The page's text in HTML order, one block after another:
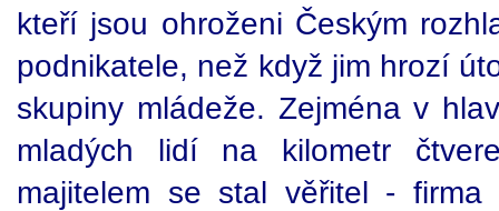
kteří jsou ohroženi Českým
podnikatele, než když jim hrozí
skupiny mládeže. Zejména v
mladých lidí na kilometr
majitelem se stal věřitel - firma